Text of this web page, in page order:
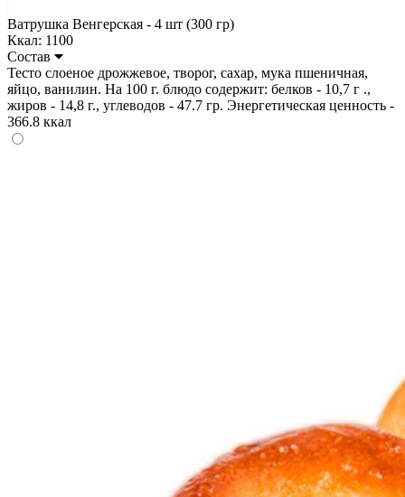
Ватрушка Венгерская - 4 шт (300 гр)
Ккал: 1100
Состав
Тесто слоеное дрожжевое, творог, сахар, мука пшеничная,
яйцо, ванилин. На 100 г. блюдо содержит: белков - 10,7 г .,
жиров - 14,8 г., углеводов - 47.7 гр. Энергетическая ценность -
366.8 ккал